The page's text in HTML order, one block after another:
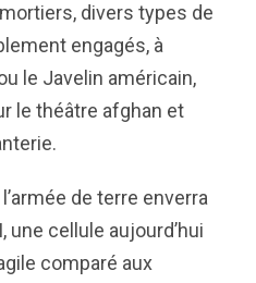
divers types de
engagés, à
le Javelin américain,
le théâtre afghan et
de terre enverra
une cellule aujourd’hui
comparé aux